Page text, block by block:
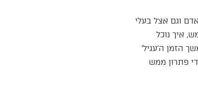
וגם אצל בעלי
איך נוכל
הזמן ה'עגיל'
פתרון ממש